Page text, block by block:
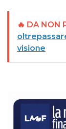
🔥 DA NON
visione